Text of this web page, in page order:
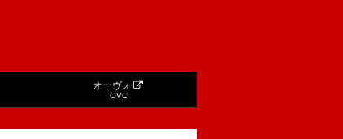
オーヴォ
OVO